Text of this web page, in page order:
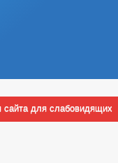
сайта для слабовидящих